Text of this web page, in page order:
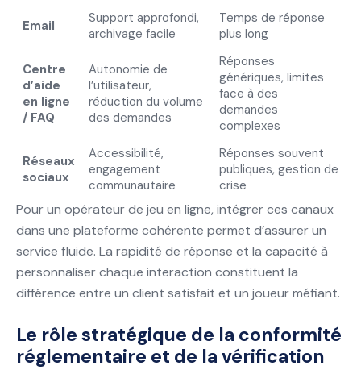
Email
Support approfondi,
archivage facile
Temps de réponse
plus long
Centre
d’aide
en ligne
/ FAQ
Autonomie de
l’utilisateur,
réduction du volume
des demandes
Réponses
génériques, limites
face à des
demandes
complexes
Réseaux
sociaux
Accessibilité,
engagement
communautaire
Réponses souvent
publiques, gestion de
crise
Pour un opérateur de jeu en ligne, intégrer ces canaux
dans une plateforme cohérente permet d’assurer un
service fluide. La rapidité de réponse et la capacité à
personnaliser chaque interaction constituent la
différence entre un client satisfait et un joueur méfiant.
Le rôle stratégique de la conformité
réglementaire et de la vérification